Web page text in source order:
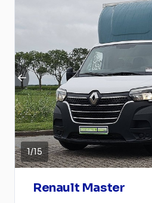
1/15
Renault Master